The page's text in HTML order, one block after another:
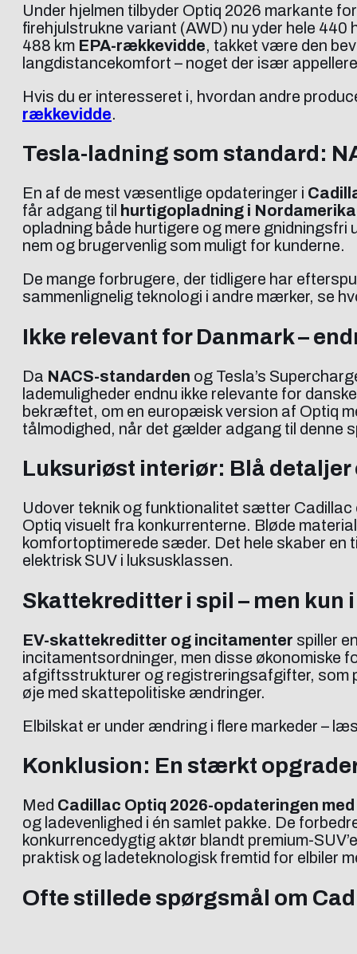
Under hjelmen tilbyder Optiq 2026 markante
firehjulstrukne variant (AWD) nu yder hele
488 km EPA-rækkevidde, takket være den
langdistancekomfort – noget der især
Hvis du er interesseret i, hvordan andre
rækkevidde.
Tesla-ladning som standard:
En af de mest væsentlige opdateringer i
får adgang til hurtigopladning i Nordamerika
opladning både hurtigere og mere
nem og brugervenlig som muligt for kunderne.
De mange forbrugere, der tidligere har
sammenlignelig teknologi i andre mærker, se
Ikke relevant for Danmark –
Da NACS-standarden og Tesla’s
lademuligheder endnu ikke relevante for
bekræftet, om en europæisk version af Optiq
tålmodighed, når det gælder adgang til denne
Luksuriøst interiør: Blå
Udover teknik og funktionalitet sætter
Optiq visuelt fra konkurrenterne. Bløde
komfortoptimerede sæder. Det hele skaber
elektrisk SUV i luksusklassen.
Skattekreditter i spil – men kun
EV-skattekreditter og incitamenter spiller
incitamentsordninger, men disse
afgiftsstrukturer og registreringsafgifter, som
øje med skattepolitiske ændringer.
Elbilskat er under ændring i flere markeder –
Konklusion: En stærkt
Med Cadillac Optiq 2026-opdateringen
og ladevenlighed i én samlet pakke. De
konkurrencedygtig aktør blandt premium-
praktisk og ladeteknologisk fremtid for elbiler
Ofte stillede spørgsmål om